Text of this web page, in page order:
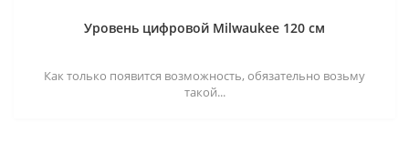
Уровень цифровой Milwaukee 120 см
Как только появится возможность, обязательно возьму
такой...